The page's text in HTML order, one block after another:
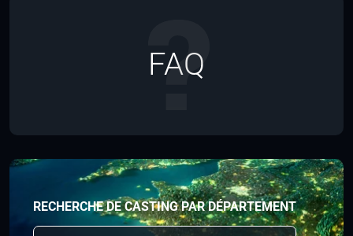
FAQ
RECHERCHE DE CASTING PAR DÉPARTEMENT